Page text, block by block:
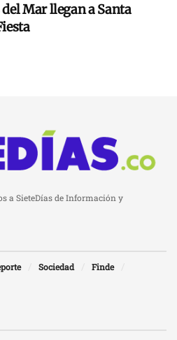
Mar llegan a Santa
a SieteDías de Información y
Sociedad
Finde